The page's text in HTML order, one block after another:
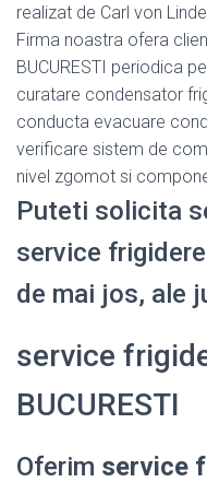
realizat de Carl von
Firma noastra ofera
BUCURESTI periodica
curatare condensator
conducta evacuare
verificare sistem de
nivel zgomot si
Puteti solicita
service
de mai jos, ale
service
BUCURESTI
Oferim service